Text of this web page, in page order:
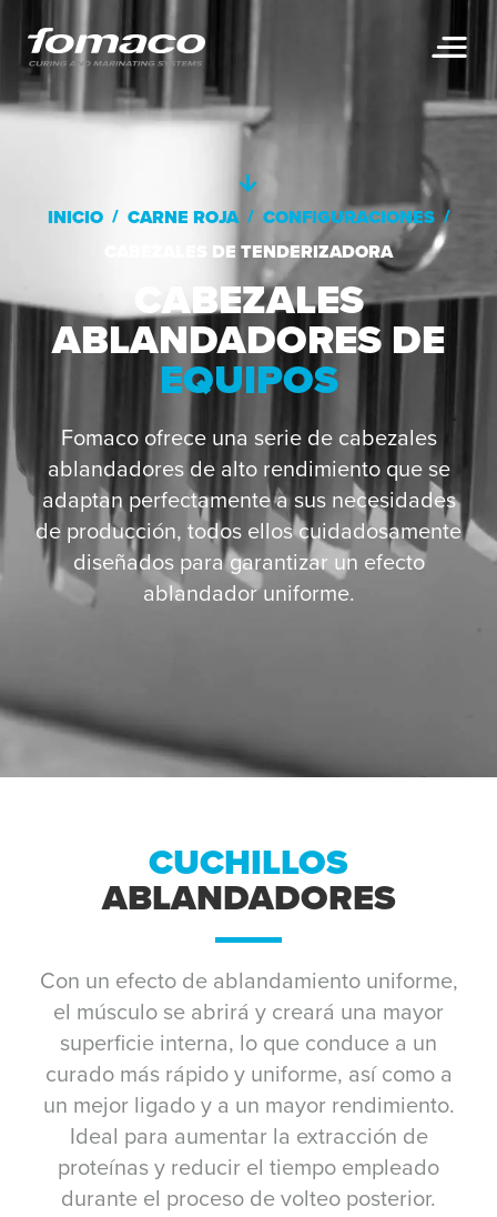
INICIO / CARNE ROJA / CONFIGURACIONES /
CABEZALES DE TENDERIZADORA
CABEZALES
ABLANDADORES DE
EQUIPOS
Fomaco ofrece una serie de cabezales
ablandadores de alto rendimiento que se
adaptan perfectamente a sus necesidades
de producción, todos ellos cuidadosamente
diseñados para garantizar un efecto
ablandador uniforme.
CUCHILLOS
ABLANDADORES
Con un efecto de ablandamiento uniforme,
el músculo se abrirá y creará una mayor
superficie interna, lo que conduce a un
curado más rápido y uniforme, así como a
un mejor ligado y a un mayor rendimiento.
Ideal para aumentar la extracción de
proteínas y reducir el tiempo empleado
durante el proceso de volteo posterior.